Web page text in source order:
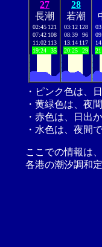
27
長潮
02:45 121
07:42 108
11:02 113
19:24
35
28
若潮
03:12 128
08:39
96
13:14 117
20:25
29
・ピンク色は、
・黄緑色は、夜
・赤色は、日出
・水色は、夜間
ここでの情報は
各港の潮汐調和